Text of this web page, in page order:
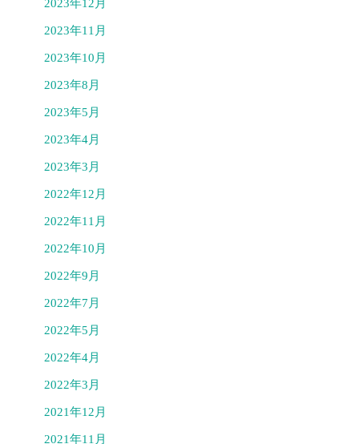
2023年12月
2023年11月
2023年10月
2023年8月
2023年5月
2023年4月
2023年3月
2022年12月
2022年11月
2022年10月
2022年9月
2022年7月
2022年5月
2022年4月
2022年3月
2021年12月
2021年11月